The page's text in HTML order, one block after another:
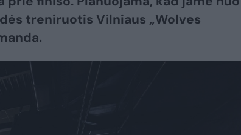
treniruotis Vilniaus „Wolves